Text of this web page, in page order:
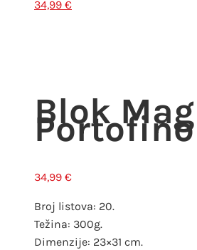
34,99 €
Blok
Portofino
34,99 €
Broj listova: 20.
Težina: 300g.
Dimenzije: 23×31 cm.